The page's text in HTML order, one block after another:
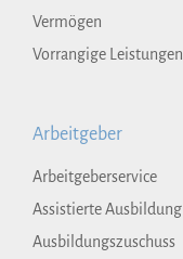
Vermögen
Vorrangige Leistungen
Arbeitgeber
Arbeitgeberservice
Assistierte Ausbildung
Ausbildungszuschuss